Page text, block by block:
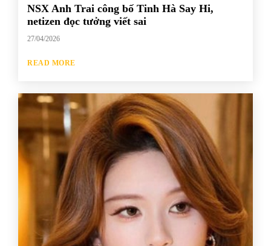
NSX Anh Trai công bố Tinh Hà Say Hi,
netizen đọc tưởng viết sai
27/04/2026
READ MORE